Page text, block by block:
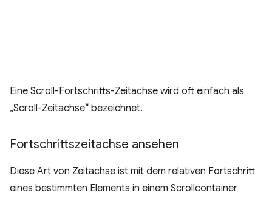
Eine Scroll-Fortschritts-Zeitachse wird oft einfach als
„Scroll-Zeitachse“ bezeichnet.
Fortschrittszeitachse ansehen
Diese Art von Zeitachse ist mit dem relativen Fortschritt
eines bestimmten Elements in einem Scrollcontainer